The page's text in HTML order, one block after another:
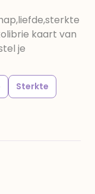
kaart van
je
Sterkte